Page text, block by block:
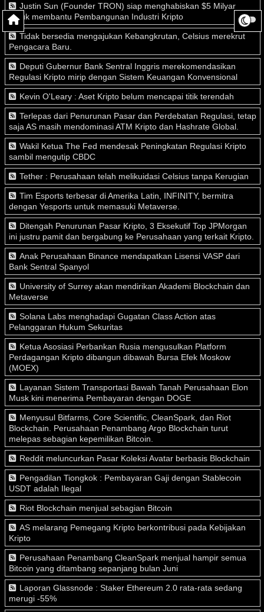
Justin Sun (Founder TRON) siap menghabiskan $5 Milyar
untuk membantu Pembangunan Industri Kripto
Tidak bersedia mengajukan Kebangkrutan, Celsius merekrut
Pengacara Baru.
Deputi Gubernur Bank Sentral Inggris merekomendasikan
Regulasi Kripto mirip dengan Sistem Keuangan Konvensional
Kevin O'Leary : Aset Kripto belum mencapai titik terendah
Terlepas dari Penurunan Pasar dan Perdebatan Regulasi, tetap
saja AS masih mendominasi ATM Kripto dan Hashrate Global.
Wakil Ketua The Fed mendesak Peningkatan Regulasi Kripto
sambil mengutip CBDC
Tether : Perusahaan telah melikuidasi Celsius tanpa Kerugian
Tim Esports terbesar di Amerika Latin, INFINITY, bermitra
dengan Yesports untuk memasuki Metaverse.
Ditengah Penurunan Pasar Kripto, 3 Eksekutif Top JPMorgan
ini justru pamit dan bergabung ke Perusahaan yang terkait Kripto.
Anak Perusahaan Binance mendapatkan Lisensi VASP dari
Bank Sentral Spanyol
University of Surrey akan mendirikan Akademi Blockchain dan
Metaverse
Solana Labs menghadapi Gugatan Class Action atas
Pelanggaran Hukum Sekuritas
Ketua Asosiasi Perbankan Rusia mengusulkan Platform
Perdagangan Kripto dibangun dibawah Bursa Efek Moskow
(MOEX)
Layanan Sistem Transportasi Bawah Tanah Perusahaan Elon
Musk kini menerima Pembayaran dengan DOGE
Menyusul Bitfarms, Core Scientific, CleanSpark, dan Riot
Blockchain. Perusahaan Penambang Argo Blockchain turut
melepas sebagian kepemilikan Bitcoin.
Reddit meluncurkan Pasar Koleksi Avatar berbasis Blockchain
Pengadilan Tiongkok : Pembayaran Gaji dengan Stablecoin
USDT adalah Ilegal
Riot Blockchain menjual sebagian Bitcoin
AS melarang Pemegang Kripto berkontribusi pada Kebijakan
Kripto
Perusahaan Penambang CleanSpark menjual hampir semua
Bitcoin yang ditambang sepanjang bulan Juni
Laporan Glassnode : Staker Ethereum 2.0 rata-rata sedang
merugi -55%